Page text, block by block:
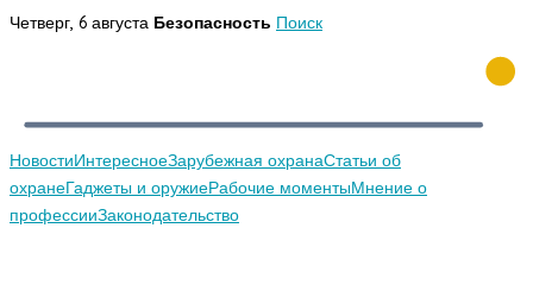
Перейти
Четверг, 6 августа Безопасность Поиск
НовостиИнтересноеЗарубежная охранаСтатьи об
охранеГаджеты и оружиеРабочие моментыМнение о
профессииЗаконодательство